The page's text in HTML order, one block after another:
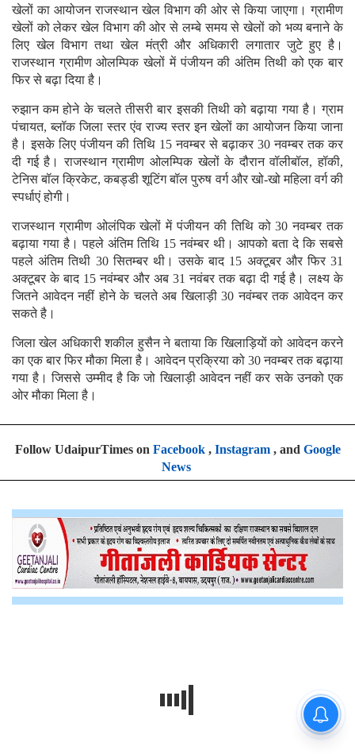
खेलों का आयोजन राजस्थान खेल विभाग की ओर से किया जाएगा। ग्रामीण
खेलों को लेकर खेल विभाग की ओर से लम्बे समय से खेलों को भव्य बनाने के
लिए खेल विभाग तथा खेल मंत्री और अधिकारी लगातार जुटे हुए है।
राजस्थान ग्रामीण ओलम्पिक खेलों में पंजीयन की अंतिम तिथी को एक बार
फिर से बढ़ा दिया है।
रुझान कम होने के चलते तीसरी बार इसकी तिथी को बढ़ाया गया है। ग्राम
पंचायत, ब्लॉक जिला स्तर एंव राज्य स्तर इन खेलों का आयोजन किया जाना
है। इसके लिए पंजीयन की तिथि 15 नवम्बर से बढ़ाकर 30 नवम्बर तक कर
दी गई है। राजस्थान ग्रामीण ओलम्पिक खेलों के दौरान वॉलीबॉल, हॉकी,
टेनिस बॉल क्रिकेट, कबड्डी शूटिंग बॉल पुरुष वर्ग और खो-खो महिला वर्ग की
स्पर्धाएं होगी।
राजस्थान ग्रामीण ओलंपिक खेलों में पंजीयन की तिथि को 30 नवम्बर तक
बढ़ाया गया है। पहले अंतिम तिथि 15 नवंम्बर थी। आपको बता दे कि सबसे
पहले अंतिम तिथी 30 सितम्बर थी। उसके बाद 15 अक्टूबर और फिर 31
अक्टूबर के बाद 15 नवंम्बर और अब 31 नवंबर तक बढ़ा दी गई है। लक्ष्य के
जितने आवेदन नहीं होने के चलते अब खिलाड़ी 30 नवंम्बर तक आवेदन कर
सकते है।
जिला खेल अधिकारी शकील हुसैन ने बताया कि खिलाड़ियों को आवेदन करने
का एक बार फिर मौका मिला है। आवेदन प्रक्रिया को 30 नवम्बर तक बढ़ाया
गया है। जिससे उम्मीद है कि जो खिलाड़ी आवेदन नहीं कर सके उनको एक
ओर मौका मिला है।
Follow UdaipurTimes on Facebook, Instagram, and Google
News